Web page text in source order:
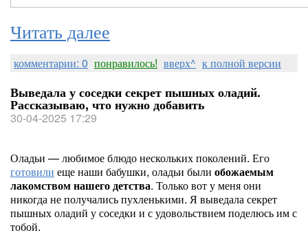
Читать далее
комментарии: 0 понравилось! вверх^ к полной версии
Выведала у соседки секрет пышных оладий.
Рассказываю, что нужно добавить
30-04-2025 17:29
Оладьи — любимое блюдо нескольких поколений. Его
готовили еще наши бабушки, оладьи были обожаемым
лакомством нашего детства. Только вот у меня они
никогда не получались пухленькими. Я выведала секрет
пышных оладий у соседки и с удовольствием поделюсь им с
тобой.